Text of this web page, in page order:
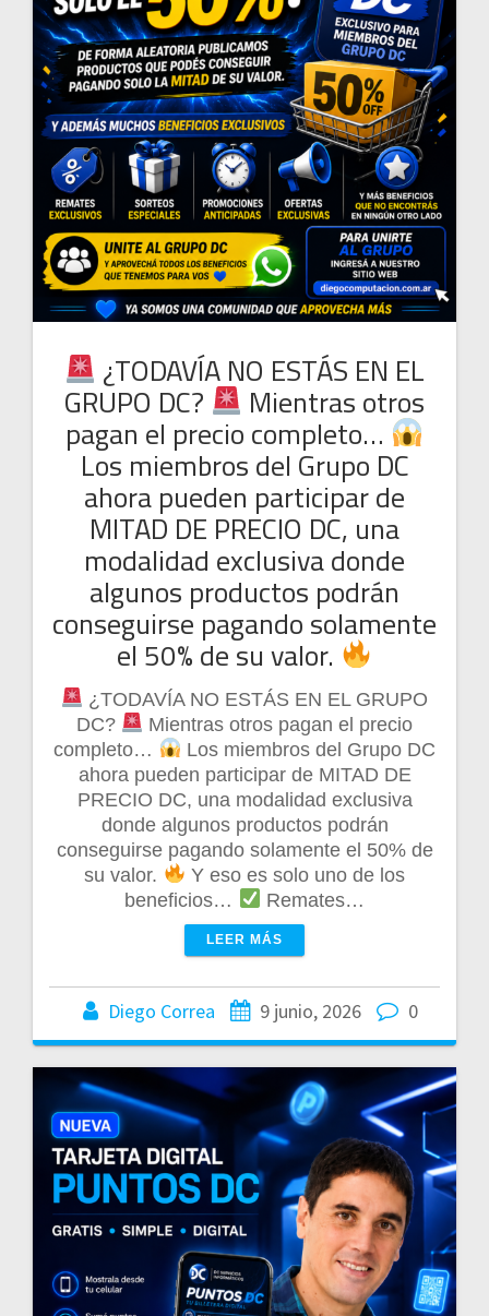
¿TODAVÍA NO ESTÁS EN EL
GRUPO DC? Mientras otros
pagan el precio completo…
Los miembros del Grupo DC
ahora pueden participar de
MITAD DE PRECIO DC, una
modalidad exclusiva donde
algunos productos podrán
conseguirse pagando solamente
el 50% de su valor.
¿TODAVÍA NO ESTÁS EN EL GRUPO
DC?
Mientras otros pagan el precio
completo…
Los miembros del Grupo DC
ahora pueden participar de MITAD DE
PRECIO DC, una modalidad exclusiva
donde algunos productos podrán
conseguirse pagando solamente el 50% de
su valor.
Y eso es solo uno de los
beneficios…
Remates…
LEER MÁS
Diego Correa 9 junio, 2026 0